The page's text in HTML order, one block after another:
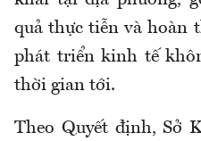
quả thực tiễn và hoàn
phát triển kinh tế
thời gian tới.
Theo Quyết định, Sở